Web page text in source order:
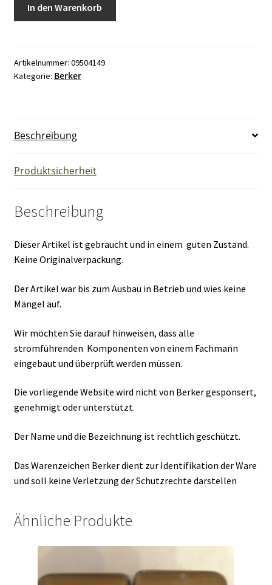
Starpoint
Bronze
Menge
In den Warenkorb
Artikelnummer: 09504149
Kategorie: Berker
Beschreibung
Produktsicherheit
Beschreibung
Dieser Artikel ist gebraucht und in einem guten Zustand.
Keine Originalverpackung.
Der Artikel war bis zum Ausbau in Betrieb und wies keine
Mängel auf.
Wir möchten Sie darauf hinweisen, dass alle
stromführenden Komponenten von einem Fachmann
eingebaut und überprüft werden müssen.
Die vorliegende Website wird nicht von Berker gesponsert,
genehmigt oder unterstützt.
Der Name und die Bezeichnung ist rechtlich geschützt.
Das Warenzeichen Berker dient zur Identifikation der Ware
und soll keine Verletzung der Schutzrechte darstellen
Ähnliche Produkte